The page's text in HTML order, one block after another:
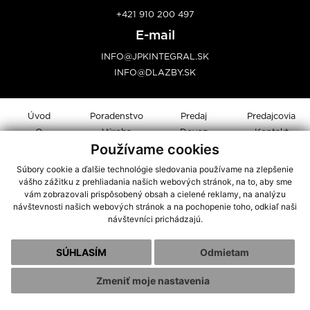
Používame cookies
Súbory cookie a ďalšie technológie sledovania používame na zlepšenie
vášho zážitku z prehliadania našich webových stránok, na to, aby sme
vám zobrazovali prispôsobený obsah a cielené reklamy, na analýzu
návštevnosti našich webových stránok a na pochopenie toho, odkiaľ naši
návštevníci prichádzajú.
SÚHLASÍM Odmietam
Zmeniť moje nastavenia
+421 910 200 497
E-mail
INFO@JPKINTEGRAL.SK
INFO@DLAZBY.SK
Úvod
O
Produkty
Vzorkovník
Poradenstvo
Výroba
Galéria
Postup pri
obkladaní
Predaj
Dovoz
Montáž
Cenník
Predajcovia
Kontakt
osobných
údajov
Súbory
cookies
webdesign | webex.sk